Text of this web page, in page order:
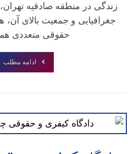
زندگی در منطقه صادقیه
جغرافیایی و جمعیت بالای آن،
حقوقی متعددی
ادامه مطلب